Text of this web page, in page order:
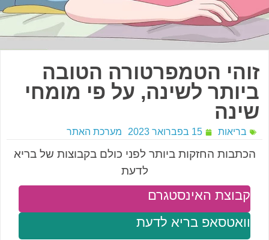
זוהי הטמפרטורה הטובה
ביותר לשינה, על פי מומחי
שינה
בריאות 15 בפברואר 2023 מערכת האתר
הכתבות החזקות ביותר לפני כולם בקבוצות של בריא
לדעת
וואטסאפ בריא לדעת
קבוצת האינסטגרם